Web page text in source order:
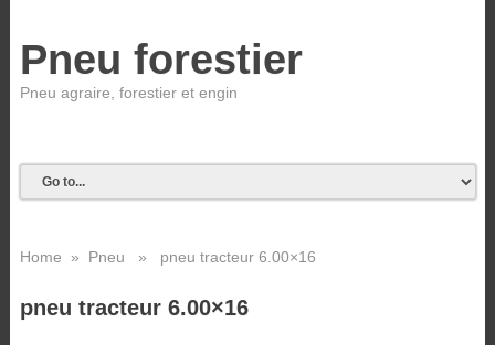
Pneu forestier
Pneu agraire, forestier et engin
Home » Pneu » pneu tracteur 6.00×16
pneu tracteur 6.00×16